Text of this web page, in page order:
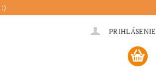
:)
PRIHLÁSENIE